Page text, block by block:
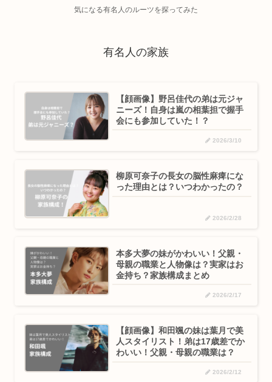
気になる有名人のルーツを探ってみた
有名人の家族
【顔画像】野呂佳代の弟は元ジャ
ニーズ！自身は嵐の相葉担で握手
会にも参加していた！？
2026/3/10
柳原可奈子の長女の脳性麻痺にな
った理由とは？いつわかったの？
2026/2/28
本多大夢の妹がかわいい！父親・
母親の職業と人物像は？実家はお
金持ち？家族構成まとめ
2026/2/17
【顔画像】和田颯の妹は葉月で美
人スタイリスト！弟は17歳差でか
わいい！父親・母親の職業は？
2026/2/12